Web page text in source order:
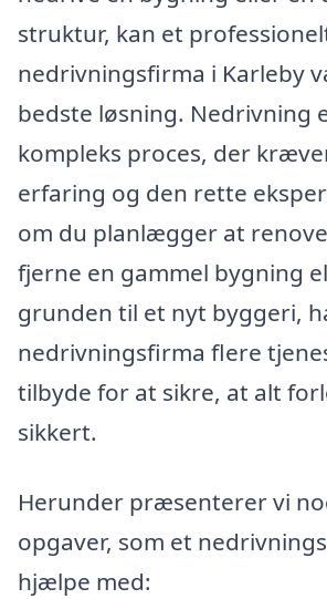
struktur, kan et
nedrivningsfirma i Karleby
bedste løsning. Nedrivning
kompleks proces, der
erfaring og den rette
om du planlægger at
fjerne en gammel bygning
grunden til et nyt byggeri,
nedrivningsfirma flere
tilbyde for at sikre, at alt
sikkert.
Herunder præsenterer vi
opgaver, som et
hjælpe med: